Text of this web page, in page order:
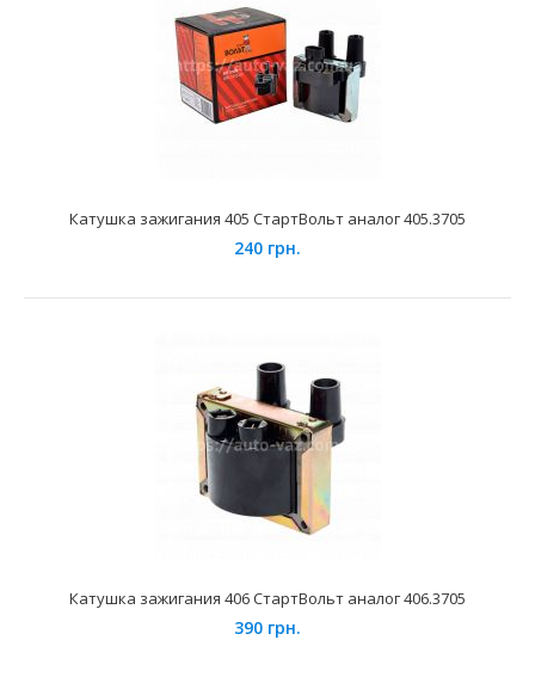
Применение на автомобилях семейства ВАЗ-2110-12 с 16-
ти клапанными двигателями рабочим объёмом 1500-..
Катушка зажигания 405 СтартВольт аналог 405.3705
240 грн.
Катушка зажигания 405 СтартВольт аналог 405.3705
240 грн.
Катушка зажигания 406 СтартВольт аналог 406.3705
390 грн.